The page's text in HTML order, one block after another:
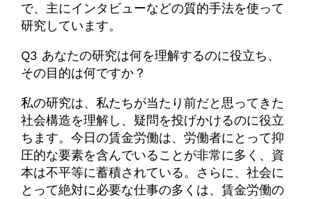
で、主にインタビューなどの質的手法を使って
研究しています。
Q3 あなたの研究は何を理解するのに役立ち、
その目的は何ですか？
私の研究は、私たちが当たり前だと思ってきた
社会構造を理解し、疑問を投げかけるのに役立
ちます。今日の賃金労働は、労働者にとって抑
圧的な要素を含んでいることが非常に多く、資
本は不平等に蓄積されている。さらに、社会に
とって絶対に必要な仕事の多くは、賃金労働の